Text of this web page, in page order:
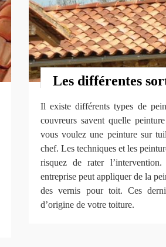
Les différentes
Il existe différents types de
couvreurs savent quelle
vous voulez une peinture sur
chef. Les techniques et les
risquez de rater
entreprise peut appliquer de la
des vernis pour toit. Ces
d’origine de votre toiture.